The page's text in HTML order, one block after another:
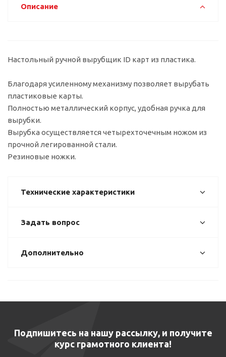
Описание
Настольный ручной вырубщик ID карт из пластика.
Благодаря усиленному механизму позволяет вырубать
пластиковые карты.
Полностью металлический корпус, удобная ручка для
вырубки.
Вырубка осуществляется четырехточечным ножом из
прочной легированной стали.
Резиновые ножки.
Технические характеристики
Задать вопрос
Дополнительно
Подпишитесь на нашу рассылку, и получите
курс грамотного клиента!